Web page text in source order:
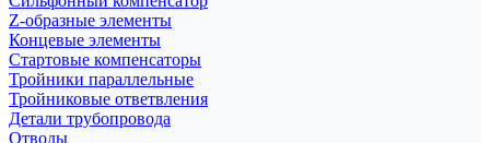
Z-образные элементы
Концевые элементы
Стартовые компенсаторы
Тройники параллельные
Тройниковые ответвления
Детали трубопровода
Отводы